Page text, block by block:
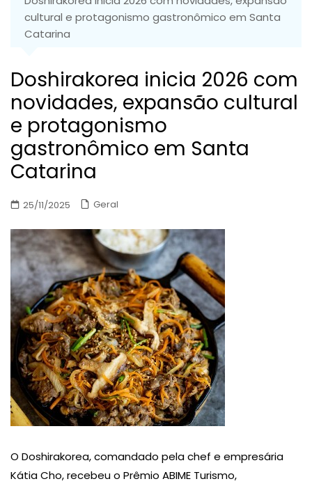
cultural e protagonismo gastronômico em Santa
Catarina
Doshirakorea inicia 2026 com
novidades, expansão cultural
e protagonismo
gastronômico em Santa
Catarina
25/11/2025 Geral
O Doshirakorea, comandado pela chef e empresária
Kátia Cho, recebeu o Prêmio ABIME Turismo,